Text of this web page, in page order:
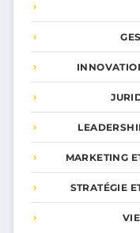
MARKETING
STRATÉGIE